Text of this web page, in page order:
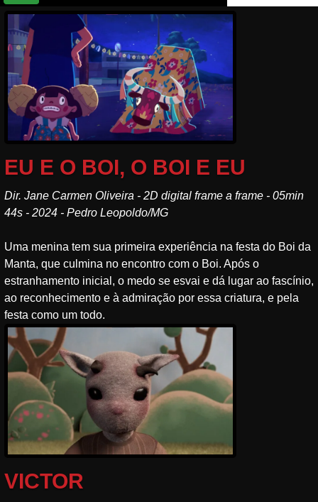
EU E O BOI, O BOI E EU
Dir. Jane Carmen Oliveira - 2D digital frame a frame - 05min
44s - 2024 - Pedro Leopoldo/MG
Uma menina tem sua primeira experiência na festa do Boi da
Manta, que culmina no encontro com o Boi. Após o
estranhamento inicial, o medo se esvai e dá lugar ao fascínio,
ao reconhecimento e à admiração por essa criatura, e pela
festa como um todo.
VICTOR